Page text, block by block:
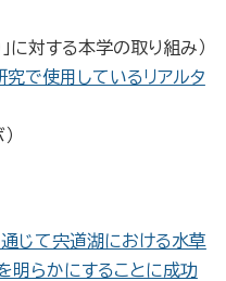
に対する本学の取り組み）
で使用しているリアルタ
じて宍道湖における水草
明らかにすることに成功